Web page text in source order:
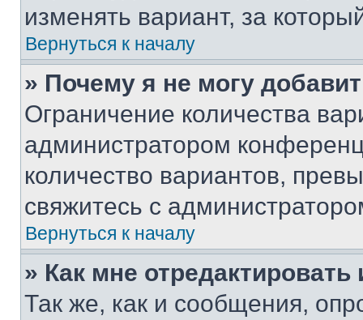
изменять вариант, за
Вернуться к началу
» Почему я не могу
Ограничение количества
администратором
количество вариантов,
свяжитесь с
Вернуться к началу
» Как мне
Так же, как и сообщения,